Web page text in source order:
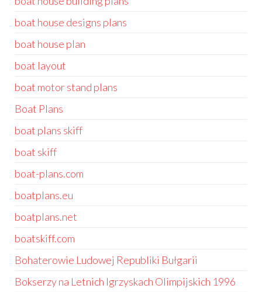
boat house designs plans
boat house plan
boat layout
boat motor stand plans
Boat Plans
boat plans skiff
boat skiff
boat-plans.com
boatplans.eu
boatplans.net
boatskiff.com
Bohaterowie Ludowej Republiki Bułgarii
Bokserzy na Letnich Igrzyskach Olimpijskich 1996